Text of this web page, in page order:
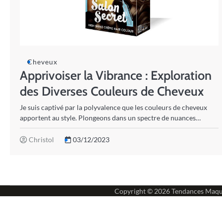
Cheveux
Apprivoiser la Vibrance : Exploration
des Diverses Couleurs de Cheveux
Je suis captivé par la polyvalence que les couleurs de cheveux
apportent au style. Plongeons dans un spectre de nuances…
Christol 03/12/2023
Copyright © 2026Tendances